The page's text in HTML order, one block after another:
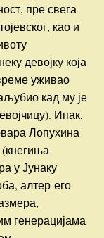
пре свега
као и
девојку која
уживао
кад му је
Ипак,
Лопухина
(кнегиња
у Јунаку
алтер-его
генерацијама